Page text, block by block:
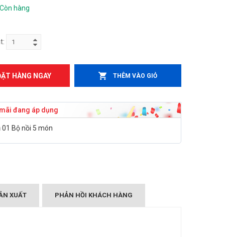
Còn hàng
HÀNG NGAY THÊM VÀO GIỎ
đang áp dụng
Bộ nồi 5 món
XUẤT PHẢN HỒI KHÁCH HÀNG